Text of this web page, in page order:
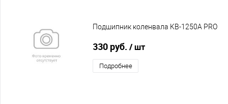
Подшипник коленвала KB-1250A PRO
330 руб. / шт
Подробнее